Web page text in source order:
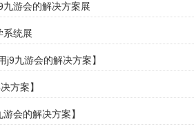
游会的解决方案展
系统展
九游会的解决方案】
方案】
会的解决方案】